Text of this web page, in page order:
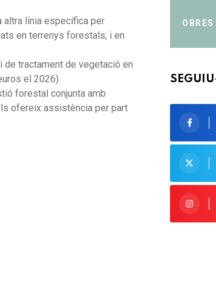
altra línia específica per
en terrenys forestals, i en
tractament de vegetació en
el 2026).
forestal conjunta amb
ofereix assistència per part